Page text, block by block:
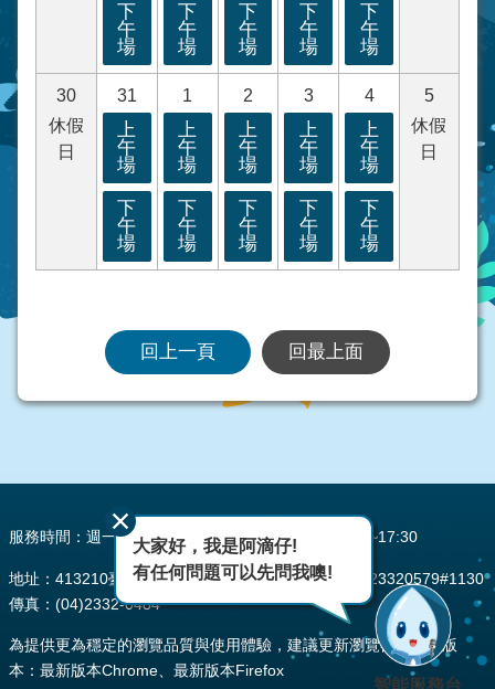
下
午
場
下
午
場
下
午
場
下
午
場
下
午
場
30
休假
日
31
上
午
場
下
午
場
1
上
午
場
下
午
場
2
上
午
場
下
午
場
3
上
午
場
下
午
場
4
上
午
場
下
午
場
5
休假
日
回上一頁 回最上面
服務時間：週一至週五 AM08:00~12:00 PM13:30~17:30
地址：413210臺中市霧峰區峰堤路195號 電話：(04)23320579#1130
傳真：(04)2332-0484
為提供更為穩定的瀏覽品質與使用體驗，建議更新瀏覽器至以下版
本：最新版本Chrome、最新版本Firefox
大家好，我是阿滴仔!
有任何問題可以先問我噢!
智能服務台